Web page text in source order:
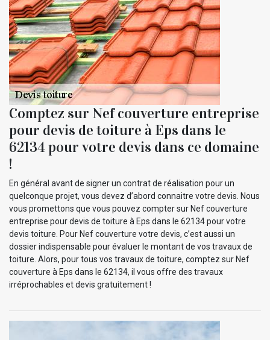
Comptez sur Nef couverture entreprise
pour devis de toiture à Eps dans le
62134 pour votre devis dans ce domaine
!
En général avant de signer un contrat de réalisation pour un
quelconque projet, vous devez d’abord connaitre votre devis. Nous
vous promettons que vous pouvez compter sur Nef couverture
entreprise pour devis de toiture à Eps dans le 62134 pour votre
devis toiture. Pour Nef couverture votre devis, c’est aussi un
dossier indispensable pour évaluer le montant de vos travaux de
toiture. Alors, pour tous vos travaux de toiture, comptez sur Nef
couverture à Eps dans le 62134, il vous offre des travaux
irréprochables et devis gratuitement !